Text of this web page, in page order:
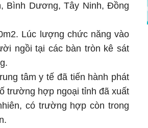
Bình Dương, Tây Ninh, Đồng
Lúc lượng chức năng vào
ngồi tại các bàn tròn kê sát
tâm y tế đã tiến hành phát
trường hợp ngoại tỉnh đã xuất
có trường hợp còn trong